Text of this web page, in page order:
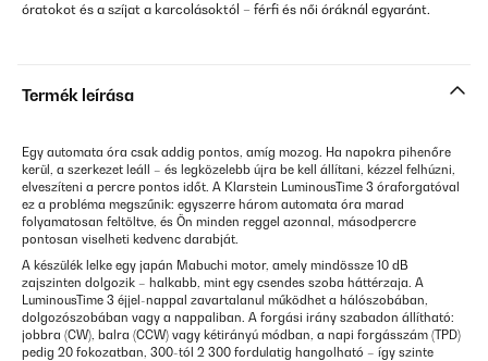
óratokot és a szíjat a karcolásoktól – férfi és női óráknál egyaránt.
Termék leírása
Egy automata óra csak addig pontos, amíg mozog. Ha napokra pihenőre
kerül, a szerkezet leáll – és legközelebb újra be kell állítani, kézzel felhúzni,
elveszíteni a percre pontos időt. A Klarstein LuminousTime 3 óraforgatóval
ez a probléma megszűnik: egyszerre három automata óra marad
folyamatosan feltöltve, és Ön minden reggel azonnal, másodpercre
pontosan viselheti kedvenc darabját.
A készülék lelke egy japán Mabuchi motor, amely mindössze 10 dB
zajszinten dolgozik – halkabb, mint egy csendes szoba háttérzaja. A
LuminousTime 3 éjjel-nappal zavartalanul működhet a hálószobában,
dolgozószobában vagy a nappaliban. A forgási irány szabadon állítható:
jobbra (CW), balra (CCW) vagy kétirányú módban, a napi forgásszám (TPD)
pedig 20 fokozatban, 300-tól 2 300 fordulatig hangolható – így szinte